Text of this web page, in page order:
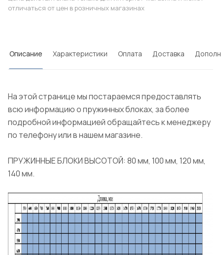
отличаться от цен в розничных магазинах
Описание Характеристики Оплата Доставка
На этой странице мы постараемся предоставлять
всю информацию о пружинных блоках, за более
подробной информацией обращайтесь к менеджеру
по телефону или в нашем магазине.
ПРУЖИННЫЕ БЛОКИ ВЫСОТОЙ: 80 мм, 100 мм, 120 мм,
140 мм.